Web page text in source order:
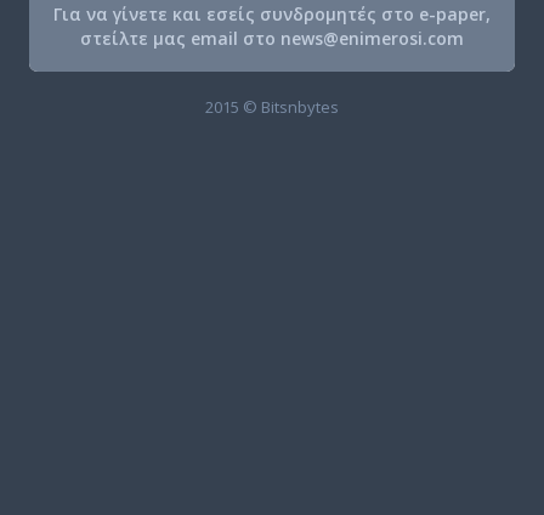
Για να γίνετε και εσείς συνδρομητές στο e-paper,
στείλτε μας email στο news@enimerosi.com
2015 © Bitsnbytes